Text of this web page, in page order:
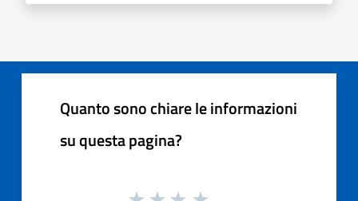
Quanto sono chiare le informazioni
su questa pagina?